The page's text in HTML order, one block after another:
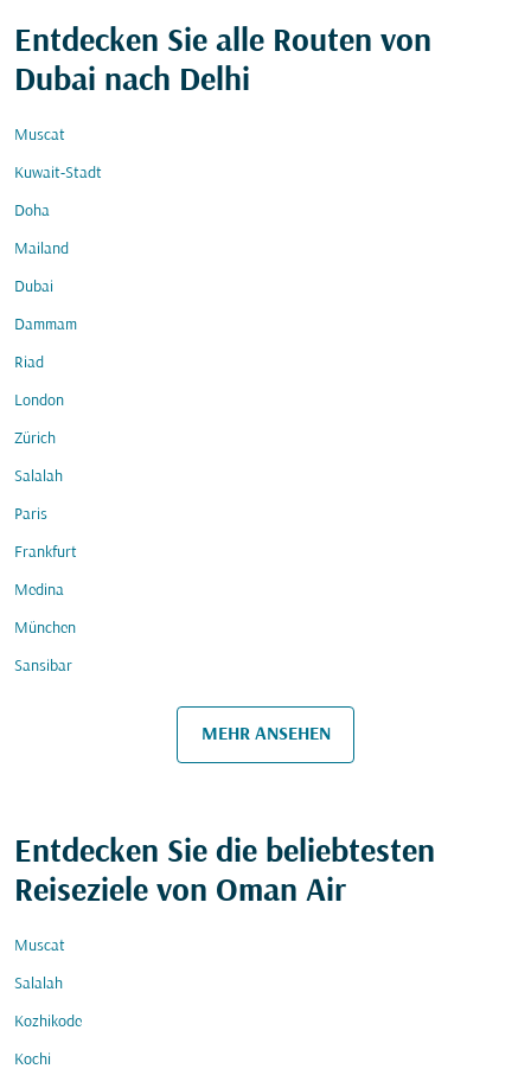
Entdecken Sie alle Routen von
Dubai nach Delhi
Muscat
Kuwait-Stadt
Doha
Mailand
Dubai
Dammam
Riad
London
Zürich
Salalah
Paris
Frankfurt
Medina
München
Sansibar
MEHR ANSEHEN
Entdecken Sie die beliebtesten
Reiseziele von Oman Air
Muscat
Salalah
Kozhikode
Kochi